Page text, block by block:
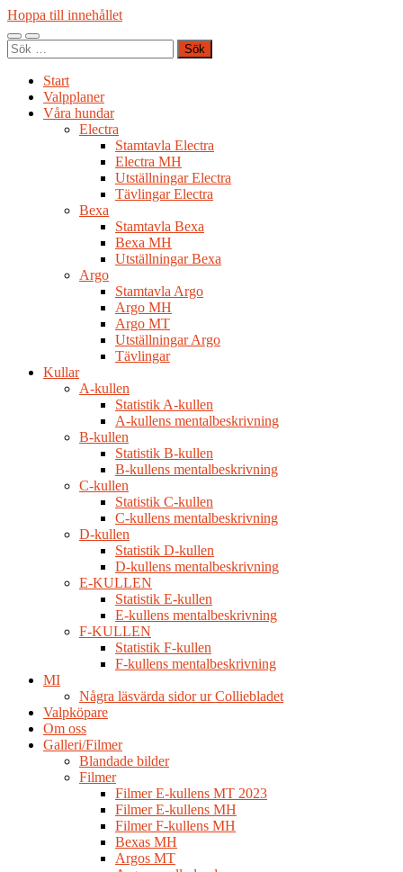
Hoppa till innehållet
Slå
på/av
Slå
på/av
Sök
efter:
Start
Valpplaner
Våra hundar
Electra
Stamtavla Electra
Electra MH
Utställningar Electra
Tävlingar Electra
Bexa
Stamtavla Bexa
Bexa MH
Utställningar Bexa
Argo
Stamtavla Argo
Argo MH
Argo MT
Utställningar Argo
Tävlingar
Kullar
A-kullen
Statistik A-kullen
A-kullens mentalbeskrivning
B-kullen
Statistik B-kullen
B-kullens mentalbeskrivning
C-kullen
Statistik C-kullen
C-kullens mentalbeskrivning
D-kullen
Statistik D-kullen
D-kullens mentalbeskrivning
E-KULLEN
Statistik E-kullen
E-kullens mentalbeskrivning
F-KULLEN
Statistik F-kullen
F-kullens mentalbeskrivning
MI
Några läsvärda sidor ur Colliebladet
Valpköpare
Om oss
Galleri/Filmer
Blandade bilder
Filmer
Filmer E-kullens MT 2023
Filmer E-kullens MH
Filmer F-kullens MH
Bexas MH
Argos MT